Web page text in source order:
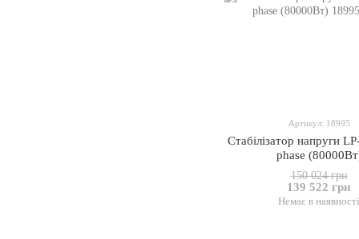
Артикул: 18995
Стабілізатор напруги
phase
150 024 грн
139 522 грн
Немає в наявності